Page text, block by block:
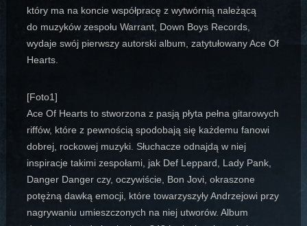
który ma na koncie współpracę z wytwórnią należącą
do muzyków zespołu Warrant, Down Boys Records,
wydaje swój pierwszy autorski album, zatytułowanyAce Of
Hearts.
[Foto1]
Ace Of Heartsto stworzona z pasją płyta pełna gitarowych
riffów, które z pewnością spodobają się każdemu fanowi
dobrej, rockowej muzyki. Słuchacze odnajdą w niej
inspiracje takimi zespołami, jak Def Leppard, Lady Pank,
Danger Danger czy, oczywiście, Bon Jovi, okraszone
potężną dawką emocji, które towarzyszyły Andrzejowi przy
nagrywaniu umieszczonych na niej utworów. Album